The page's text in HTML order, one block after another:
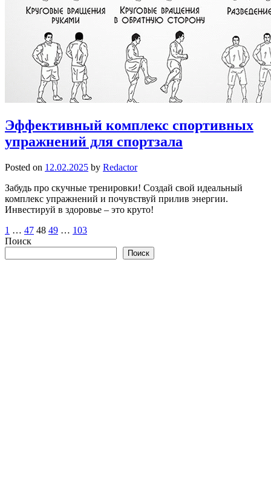
Эффективный комплекс спортивных
упражнений для спортзала
Posted on 12.02.2025 by Redactor
Забудь про скучные тренировки! Создай свой идеальный
комплекс упражнений и почувствуй прилив энергии.
Инвестируй в здоровье – это круто!
Пагинация
записей
1 … 47 48 49 … 103
Поиск
Поиск